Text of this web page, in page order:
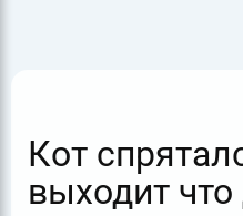
Кот
выходит что